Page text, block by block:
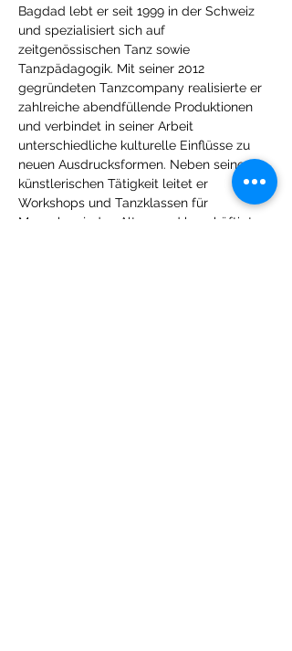
Bagdad lebt er seit 1999 in der Schweiz
und spezialisiert sich auf
zeitgenössischen Tanz sowie
Tanzpädagogik. Mit seiner 2012
gegründeten Tanzcompany realisierte er
zahlreiche abendfüllende Produktionen
und verbindet in seiner Arbeit
unterschiedliche kulturelle Einflüsse zu
neuen Ausdrucksformen. Neben seiner
künstlerischen Tätigkeit leitet er
Workshops und Tanzklassen für
Menschen jeden Alters und beschäftigt